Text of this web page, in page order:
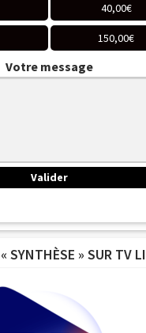
40,00€
150,00€
Votre message
SYNTHÈSE » SUR TV